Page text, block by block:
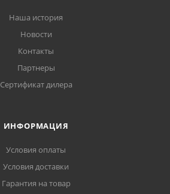
Наша история
Новости
Контакты
Партнеры
Сертификат дилера
ИНФОРМАЦИЯ
Условия оплаты
Условия доставки
Гарантия на товар